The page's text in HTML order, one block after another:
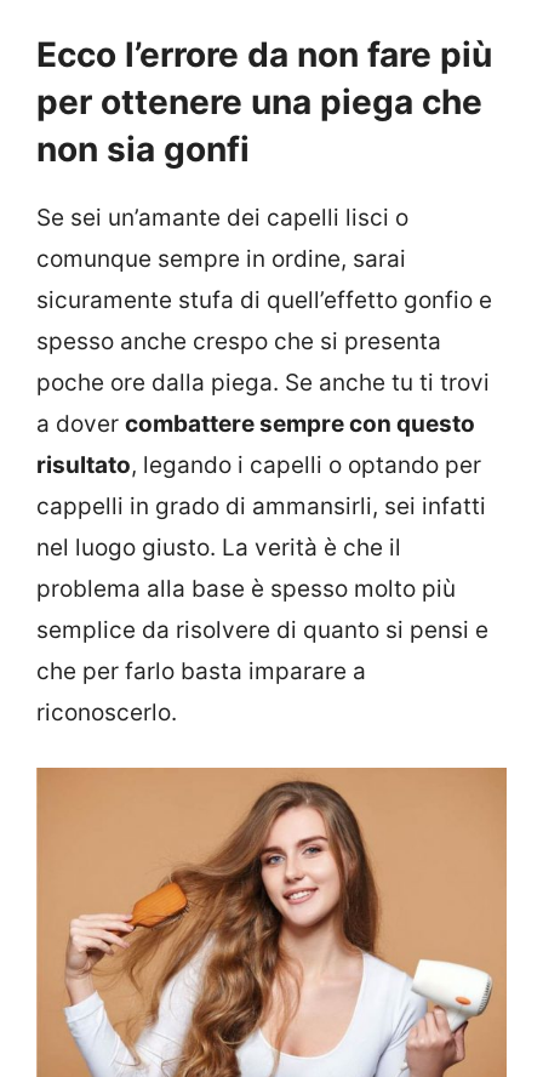
Ecco l’errore da non fare più
per ottenere una piega che
non sia gonfi
Se sei un’amante dei capelli lisci o
comunque sempre in ordine, sarai
sicuramente stufa di quell’effetto gonfio e
spesso anche crespo che si presenta
poche ore dalla piega. Se anche tu ti trovi
a dover combattere sempre con questo
risultato, legando i capelli o optando per
cappelli in grado di ammansirli, sei infatti
nel luogo giusto. La verità è che il
problema alla base è spesso molto più
semplice da risolvere di quanto si pensi e
che per farlo basta imparare a
riconoscerlo.